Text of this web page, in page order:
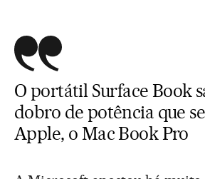
O portátil Surface Book
dobro de potência que
Apple, o Mac Book Pro